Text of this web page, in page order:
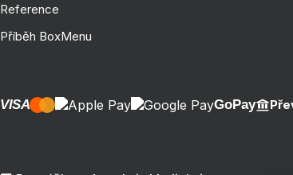
Reference
Příběh BoxMenu
VISA GoPay